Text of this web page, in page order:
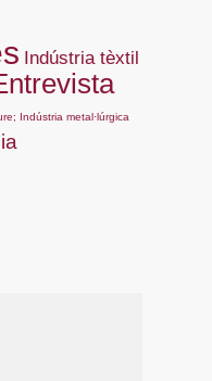
Indústria tèxtil
Indústria metal·lúrgica